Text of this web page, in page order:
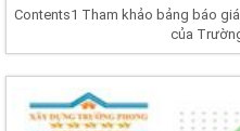
Contents1 Tham khảo bảng báo
của